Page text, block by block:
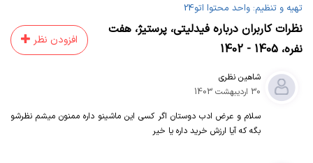
تهیه و تنظیم: واحد محتوا اتو24
نظرات کاربران درباره فیدلیتی، پرستیژ، هفت
نفره، 1405 - 1402
افزودن نظر
شاهین نظری
30 اردیبهشت 1403
سلام و عرض ادب دوستان اگر کسی این ماشینو داره ممنون میشم نظرشو
بگه که آیا ارزش خرید داره یا خیر